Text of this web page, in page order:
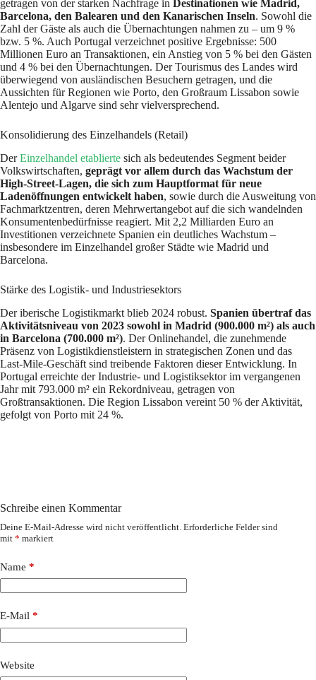
getragen von der starken Nachfrage in Destinationen wie Madrid,
Barcelona, den Balearen und den Kanarischen Inseln. Sowohl die
Zahl der Gäste als auch die Übernachtungen nahmen zu – um 9 %
bzw. 5 %. Auch Portugal verzeichnet positive Ergebnisse: 500
Millionen Euro an Transaktionen, ein Anstieg von 5 % bei den Gästen
und 4 % bei den Übernachtungen. Der Tourismus des Landes wird
überwiegend von ausländischen Besuchern getragen, und die
Aussichten für Regionen wie Porto, den Großraum Lissabon sowie
Alentejo und Algarve sind sehr vielversprechend.
Konsolidierung des Einzelhandels (Retail)
DerEinzelhandel etablierte sich als bedeutendes Segment beider
Volkswirtschaften, geprägt vor allem durch das Wachstum der
High-Street-Lagen, die sich zum Hauptformat für neue
Ladenöffnungen entwickelt haben, sowie durch die Ausweitung von
Fachmarktzentren, deren Mehrwertangebot auf die sich wandelnden
Konsumentenbedürfnisse reagiert. Mit 2,2 Milliarden Euro an
Investitionen verzeichnete Spanien ein deutliches Wachstum –
insbesondere im Einzelhandel großer Städte wie Madrid und
Barcelona.
Stärke des Logistik- und Industriesektors
Der iberische Logistikmarkt blieb 2024 robust. Spanien übertraf das
Aktivitätsniveau von 2023 sowohl in Madrid (900.000 m²) als auch
in Barcelona (700.000 m²). Der Onlinehandel, die zunehmende
Präsenz von Logistikdienstleistern in strategischen Zonen und das
Last-Mile-Geschäft sind treibende Faktoren dieser Entwicklung. In
Portugal erreichte der Industrie- und Logistiksektor im vergangenen
Jahr mit 793.000 m² ein Rekordniveau, getragen von
Großtransaktionen. Die Region Lissabon vereint 50 % der Aktivität,
gefolgt von Porto mit 24 %.
Schreibe einen Kommentar
Deine E-Mail-Adresse wird nicht veröffentlicht. Erforderliche Felder sind
mit * markiert
Name *
E-Mail *
Website